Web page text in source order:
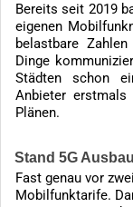
Bereits seit 2019
eigenen
belastbare
Dinge
Städten schon
Anbieter erstmals
Plänen.
Stand 5G
Fast genau vor
Mobilfunktarife.